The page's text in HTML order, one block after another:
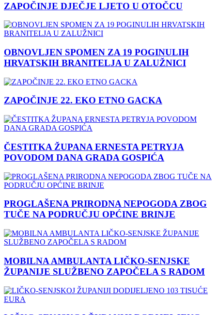
ZAPOČINJE DJEČJE LJETO U OTOČCU
OBNOVLJEN SPOMEN ZA 19 POGINULIH
HRVATSKIH BRANITELJA U ZALUŽNICI
ZAPOČINJE 22. EKO ETNO GACKA
ČESTITKA ŽUPANA ERNESTA PETRYJA
POVODOM DANA GRADA GOSPIĆA
PROGLAŠENA PRIRODNA NEPOGODA ZBOG
TUČE NA PODRUČJU OPĆINE BRINJE
MOBILNA AMBULANTA LIČKO-SENJSKE
ŽUPANIJE SLUŽBENO ZAPOČELA S RADOM